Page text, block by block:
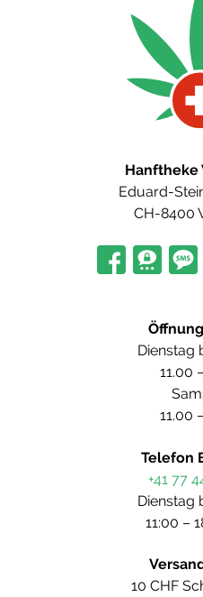
Eduard-
CH-8400
Dienstag
11.00
11.00
Telefon
+41 77
Dienstag
11:00 –
10 CHF